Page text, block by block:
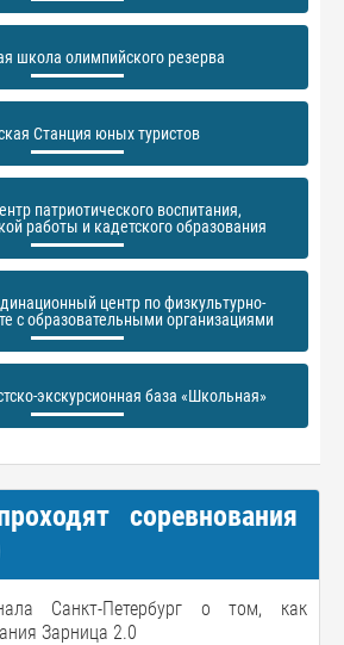
школа олимпийского резерва
Станция юных туристов
патриотического воспитания,
работы и кадетского образования
центр по физкультурно-
с образовательными организациями
экскурсионная база «Школьная»
соревнования
Санкт-Петербург о том, как
Зарница 2.0